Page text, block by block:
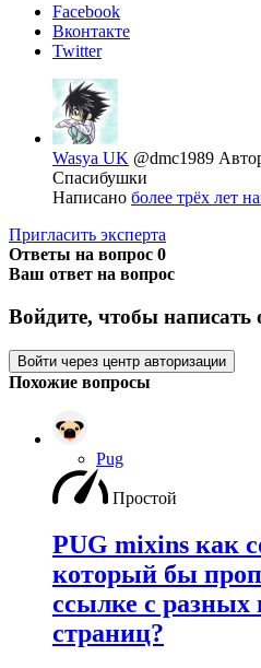
Facebook
Вконтакте
Twitter
Wasya UK @dmc1989
Спасибушки
Написано более трёх лет
Пригласить эксперта
Ответы на вопрос 0
Ваш ответ на вопрос
Войдите, чтобы написать
Войти через центр авторизации
Похожие вопросы
Pug
Простой
PUG mixins как
который бы
ссылке с разных
страниц?